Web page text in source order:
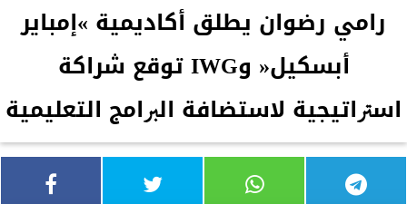
راﻣﻲ رﺿﻮان ﻳﻄﻠﻖ أﻛﺎدﻳﻤﻴﺔ »إﻣﺒﺎﻳﺮ
أﺑﺴﻜﻴﻞ« وIWG ﺗﻮﻗﻊ شراﻛﺔ
اﺳﱰاﺗﻴﺠﻴﺔ ﻻﺳﺘﻀﺎﻓﺔ اﻟﱪاﻣﺞ اﻟﺘﻌﻠﻴﻤﻴﺔ